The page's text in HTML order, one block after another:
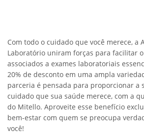
Com todo o cuidado que você merece, a
Laboratório uniram forças para facilitar o
associados a exames laboratoriais
20% de desconto em uma ampla
parceria é pensada para proporcionar a
cuidado que sua saúde merece, com a
do Mitello. Aproveite esse benefício
bem-estar com quem se preocupa
você!